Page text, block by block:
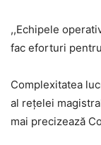
,,Echipele
fac eforturi
Complexitatea
al rețelei
mai precizează